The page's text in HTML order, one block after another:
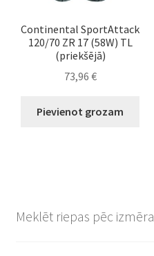
Continental SportAttack
120/70 ZR 17 (58W) TL
(priekšējā)
73,96 €
Pievienot grozam
Meklēt riepas pēc izmēra